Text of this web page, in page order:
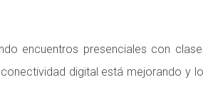
encuentros presenciales con
digital está mejorando y